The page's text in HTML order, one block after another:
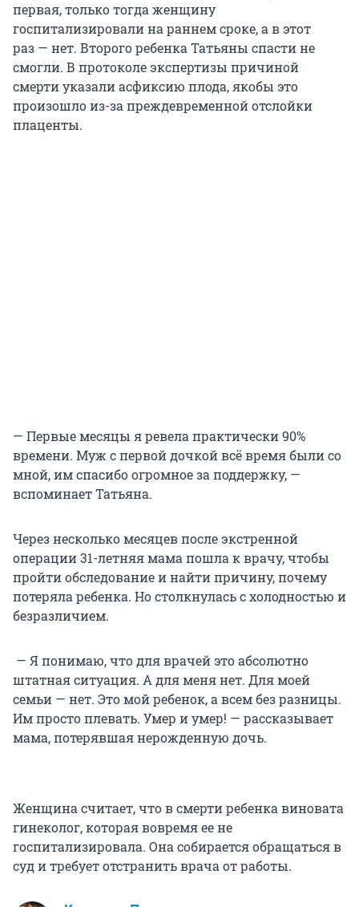
первая, только тогда женщину
госпитализировали на раннем сроке, а в этот
раз — нет. Второго ребенка Татьяны спасти не
смогли. В протоколе экспертизы причиной
смерти указали асфиксию плода, якобы это
произошло из-за преждевременной отслойки
плаценты.
— Первые месяцы я ревела практически 90%
времени. Муж с первой дочкой всё время были со
мной, им спасибо огромное за поддержку, —
вспоминает Татьяна.
Через несколько месяцев после экстренной
операции 31-летняя мама пошла к врачу, чтобы
пройти обследование и найти причину, почему
потеряла ребенка. Но столкнулась с холодностью и
безразличием.
— Я понимаю, что для врачей это абсолютно
штатная ситуация. А для меня нет. Для моей
семьи — нет. Это мой ребенок, а всем без разницы.
Им просто плевать. Умер и умер! — рассказывает
мама, потерявшая нерожденную дочь.
Женщина считает, что в смерти ребенка виновата
гинеколог, которая вовремя ее не
госпитализировала. Она собирается обращаться в
суд и требует отстранить врача от работы.